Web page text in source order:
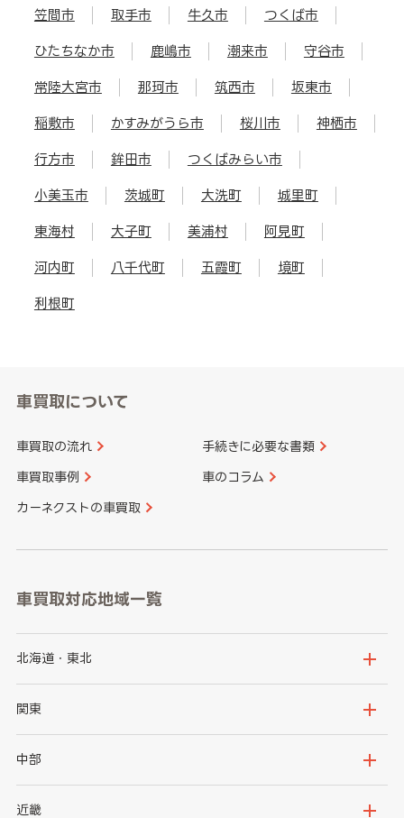
笠間市 取手市 牛久市 つくば市
ひたちなか市 鹿嶋市 潮来市 守谷市
常陸大宮市 那珂市 筑西市 坂東市
稲敷市 かすみがうら市 桜川市 神栖市
行方市 鉾田市 つくばみらい市
小美玉市 茨城町 大洗町 城里町
東海村 大子町 美浦村 阿見町
河内町 八千代町 五霞町 境町
利根町
車買取について
車買取の流れ 手続きに必要な書類
車買取事例 車のコラム
カーネクストの車買取
車買取対応地域一覧
北海道・東北
北海道
岩手県
秋田県
関東
茨城県
群馬県
中部
新潟県
近畿